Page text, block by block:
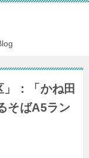
：「かね田
そばA5ラン